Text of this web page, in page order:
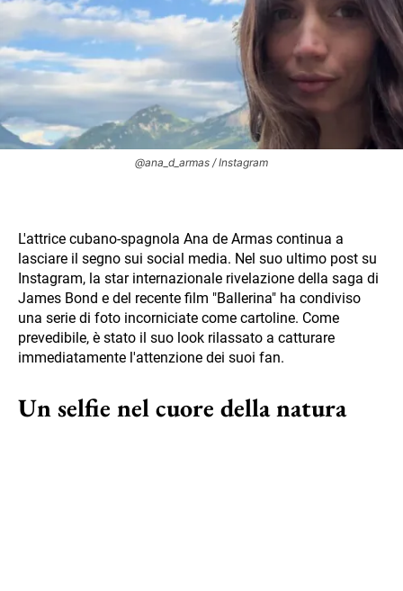
@ana_d_armas / Instagram
L'attrice cubano-spagnola Ana de Armas continua a
lasciare il segno sui social media. Nel suo ultimo post su
Instagram, la star internazionale rivelazione della saga di
James Bond e del recente film "Ballerina" ha condiviso
una serie di foto incorniciate come cartoline. Come
prevedibile, è stato il suo look rilassato a catturare
immediatamente l'attenzione dei suoi fan.
Un selfie nel cuore della natura